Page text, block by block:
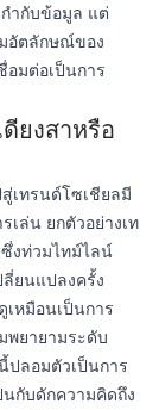
ำกับข้อมูล แต่
อัตลักษณ์ของ
อมต่อเป็นการ
ยงสาหรือ
เทรนด์โซเชียลมี
เล่น ยกตัวอย่างเท
งท่วมไทม์ไลน์
ยนแปลงครั้ง
หมือนเป็นการ
พยายามระดับ
ปลอมตัวเป็นการ
กับดักความคิดถึง